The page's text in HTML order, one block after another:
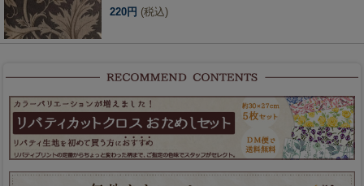
220円 (税込)